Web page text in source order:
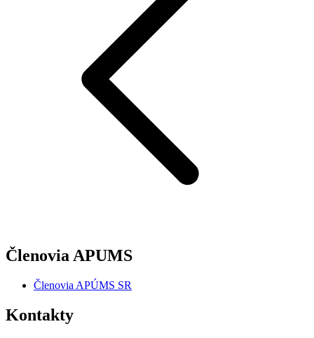
Členovia APUMS
Členovia APÚMS SR
Kontakty